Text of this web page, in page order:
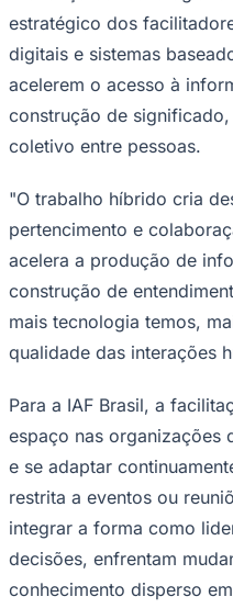
Santos
estratégico dos
digitais e sistemas
acelerem o acesso à
construção de
coletivo entre pessoas.
"O trabalho híbrido cria
pertencimento e
acelera a produção de
construção de
mais tecnologia temos,
qualidade das interações
Para a IAF Brasil, a
espaço nas organizações
e se adaptar
restrita a eventos ou
integrar a forma como
decisões, enfrentam
conhecimento disperso